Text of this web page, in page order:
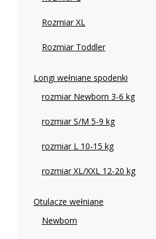
Rozmiar XL
Rozmiar Toddler
Longi wełniane spodenki
rozmiar Newborn 3-6 kg
rozmiar S/M 5-9 kg
rozmiar L 10-15 kg
rozmiar XL/XXL 12-20 kg
Otulacze wełniane
Newborn